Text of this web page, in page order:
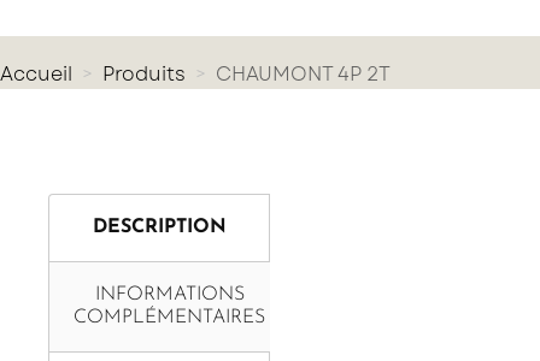
Accueil Produits CHAUMONT 4P 2T
DESCRIPTION
INFORMATIONS
COMPLÉMENTAIRES